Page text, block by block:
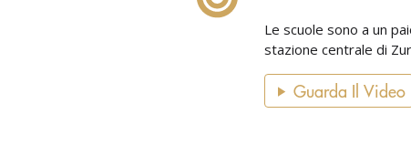
Le scuole sono a un
stazione centrale di
Guarda Il Video